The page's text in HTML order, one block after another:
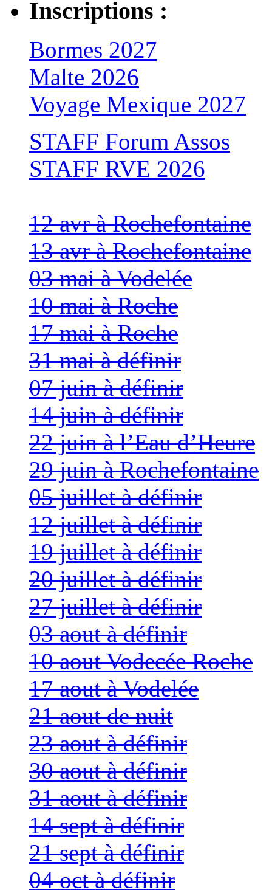
Inscriptions :
Bormes 2027
Malte 2026
Voyage Mexique 2027
STAFF Forum Assos
STAFF RVE 2026
12 avr à Rochefontaine
13 avr à Rochefontaine
03 mai à Vodelée
10 mai à Roche
17 mai à Roche
31 mai à définir
07 juin à définir
14 juin à définir
22 juin à l’Eau d’Heure
29 juin à Rochefontaine
05 juillet à définir
12 juillet à définir
19 juillet à définir
20 juillet à définir
27 juillet à définir
03 aout à définir
10 aout Vodecée Roche
17 aout à Vodelée
21 aout de nuit
23 aout à définir
30 aout à définir
31 aout à définir
14 sept à définir
21 sept à définir
04 oct à définir